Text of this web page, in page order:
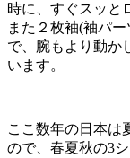
時に、すぐスッと
また２枚袖(袖パ
で、腕もより動か
います。
ここ数年の日本は
ので、春夏秋の3